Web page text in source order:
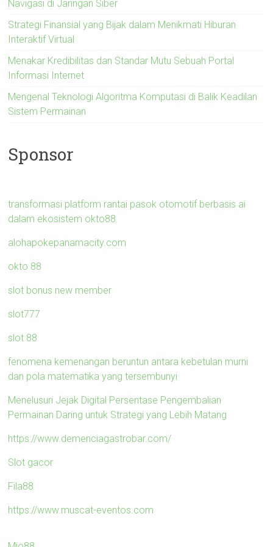
Navigasi di Jaringan Siber
Strategi Finansial yang Bijak dalam Menikmati Hiburan
Interaktif Virtual
Menakar Kredibilitas dan Standar Mutu Sebuah Portal
Informasi Internet
Mengenal Teknologi Algoritma Komputasi di Balik Keadilan
Sistem Permainan
Sponsor
transformasi platform rantai pasok otomotif berbasis ai
dalam ekosistem okto88
alohapokepanamacity.com
okto 88
slot bonus new member
slot777
slot 88
fenomena kemenangan beruntun antara kebetulan murni
dan pola matematika yang tersembunyi
Menelusuri Jejak Digital Persentase Pengembalian
Permainan Daring untuk Strategi yang Lebih Matang
https://www.demenciagastrobar.com/
Slot gacor
Fila88
https://www.muscat-eventos.com